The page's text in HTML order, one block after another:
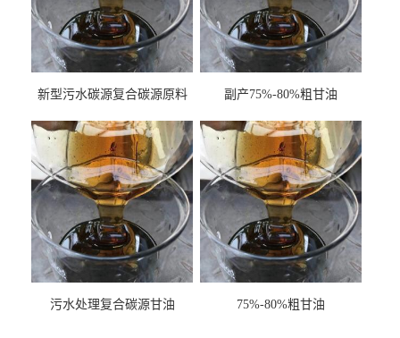
新型污水碳源复合碳源原料
副产75%-80%粗甘油
污水处理复合碳源甘油
75%-80%粗甘油